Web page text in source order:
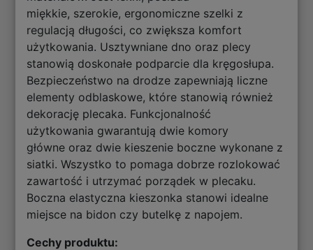
miękkie, szerokie, ergonomiczne szelki z
regulacją długości, co zwiększa komfort
użytkowania. Usztywniane dno oraz plecy
stanowią doskonałe podparcie dla kręgosłupa.
Bezpieczeństwo na drodze zapewniają liczne
elementy odblaskowe, które stanowią również
dekorację plecaka. Funkcjonalność
użytkowania gwarantują dwie komory
główne oraz dwie kieszenie boczne wykonane z
siatki. Wszystko to pomaga dobrze rozlokować
zawartość i utrzymać porządek w plecaku.
Boczna elastyczna kieszonka stanowi idealne
miejsce na bidon czy butelkę z napojem.
Cechy produktu: